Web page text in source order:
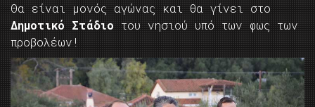
Θα είναι μονός αγώνας και θα γίνει στο
Δημοτικό Στάδιο του νησιού υπό των φως των
προβολέων!